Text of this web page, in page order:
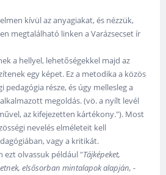
kívül az anyagiakat, és nézzük,
megtalálható linken a Varázsecset ír
a hellyel, lehetőségekkel majd az
egy képet. Ez a metodika a közös
pedagógia része, és úgy mellesleg a
megoldás. (vö. a nyílt levél
az kifejezetten kártékony."). Most
nevelés elméleteit kell
vagy a kritikát.
ezt olvassuk például "Tájképeket,
elsősorban mintalapok alapján, -